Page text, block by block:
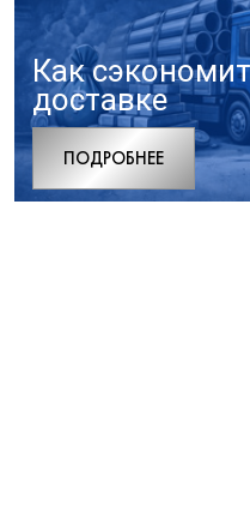
Как
доставке
ПОДРОБНЕЕ